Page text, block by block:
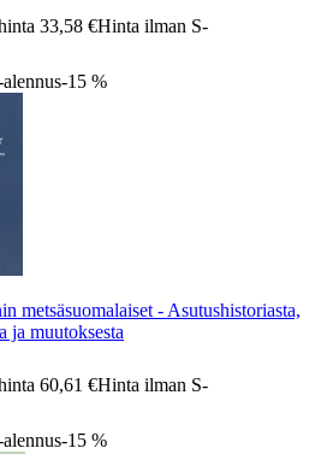
33,58 €Hinta ilman S-
-15 %
metsäsuomalaiset - Asutushistoriasta,
ja muutoksesta
60,61 €Hinta ilman S-
-15 %